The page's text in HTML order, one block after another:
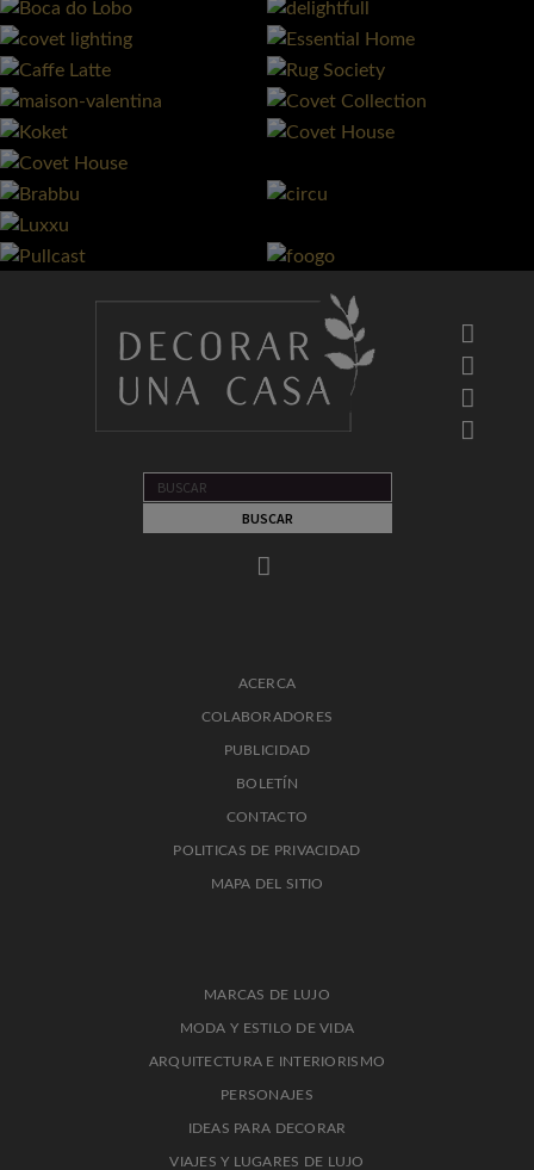
ACERCA
COLABORADORES
PUBLICIDAD
BOLETÍN
CONTACTO
POLITICAS DE PRIVACIDAD
MAPA DEL SITIO
MARCAS DE LUJO
MODA Y ESTILO DE VIDA
ARQUITECTURA E INTERIORISMO
PERSONAJES
IDEAS PARA DECORAR
VIAJES Y LUGARES DE LUJO